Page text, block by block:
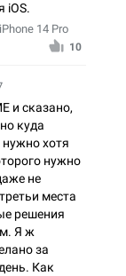
iOS.
14 Pro
10
и сказано,
куда
хотя
нужно
не
места
решения
Я ж
за
Как